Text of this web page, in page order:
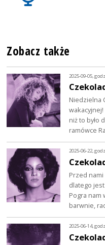
Zobacz także
2025-09-05,
Niedzielna
niż to było
ramówce
2025-06-22,
Przed
dlatego
Pogra nam
barwnie,
2025-06-14,